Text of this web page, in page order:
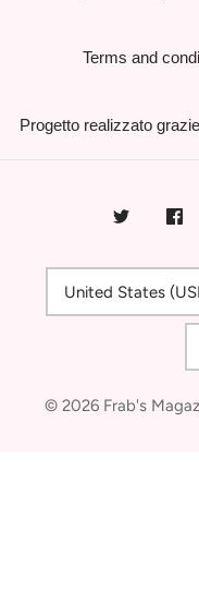
Terms and
Progetto realizzato
Currency
United States
© 2026 Frab's